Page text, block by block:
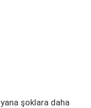
şoklara daha